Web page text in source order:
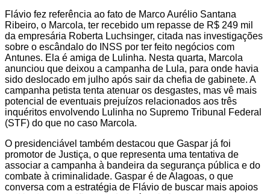
Flávio fez referência ao fato de Marco Aurélio Santana
Ribeiro, o Marcola, ter recebido um repasse de R$ 249 mil
da empresária Roberta Luchsinger, citada nas investigações
sobre o escândalo do INSS por ter feito negócios com
Antunes. Ela é amiga de Lulinha. Nesta quarta, Marcola
anunciou que deixou a campanha de Lula, para onde havia
sido deslocado em julho após sair da chefia de gabinete. A
campanha petista tenta atenuar os desgastes, mas vê mais
potencial de eventuais prejuízos relacionados aos três
inquéritos envolvendo Lulinha no Supremo Tribunal Federal
(STF) do que no caso Marcola.
O presidenciável também destacou que Gaspar já foi
promotor de Justiça, o que representa uma tentativa de
associar a campanha à bandeira da segurança pública e do
combate à criminalidade. Gaspar é de Alagoas, o que
conversa com a estratégia de Flávio de buscar mais apoios